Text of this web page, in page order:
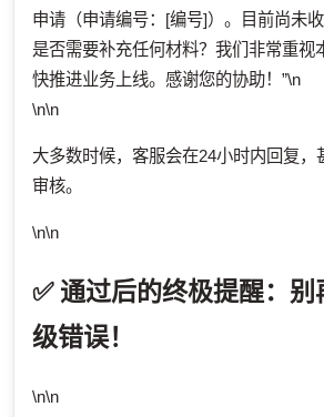
申请（申请编号：[编号]）。目前尚未
是否需要补充任何材料？我们非常重视
快推进业务上线。感谢您的协助！”\n
\n\n
大多数时候，客服会在24小时内回复，
审核。
\n\n
✅ 通过后的终极提醒：
级错误！
\n\n